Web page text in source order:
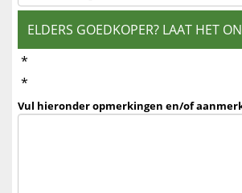
ELDERS GOEDKOPER? LAAT HET
*
*
Vul hieronder opmerkingen en/of